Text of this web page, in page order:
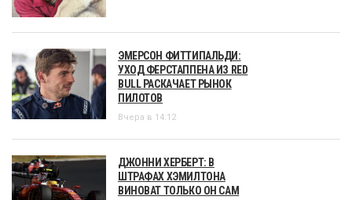
ЭМЕРСОН ФИТТИПАЛЬДИ:
УХОД ФЕРСТАППЕНА ИЗ RED
BULL РАСКАЧАЕТ РЫНОК
ПИЛОТОВ
Вчера в 14:12
ДЖОННИ ХЕРБЕРТ: В
ШТРАФАХ ХЭМИЛТОНА
ВИНОВАТ ТОЛЬКО ОН САМ